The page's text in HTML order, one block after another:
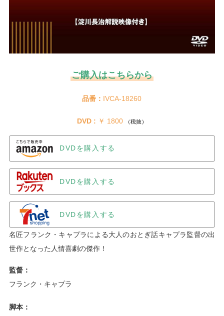
ご購入はこちらから
品番： IVCA-18260
DVD : ￥ 1800 （税抜）
DVDを購入する
DVDを購入する
DVDを購入する
名匠フランク・キャプラによる大人のおとぎ話キャプラ監督の出
世作となった人情喜劇の傑作！
監督：
フランク・キャプラ
脚本：